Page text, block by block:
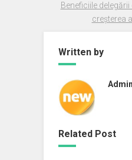
Beneficiile
creșterea
Written by
Admin
Related Post